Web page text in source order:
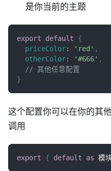
是你当前的主题
export default
{
priceColor: 'red' ,
otherColor: '#666' ,
// 其他任意配置
}
这个配置你可以在你的其
调用
export { default as 模